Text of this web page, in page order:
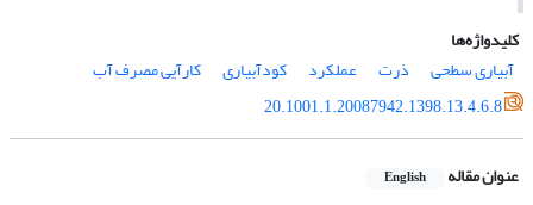
کلیدواژه‌ها
آبیاری سطحی
ذرت عملکرد کودآبیاری
کارآیی مصرف آب
20.1001.1.20087942.1398.13.4.6.8
عنوان مقاله English